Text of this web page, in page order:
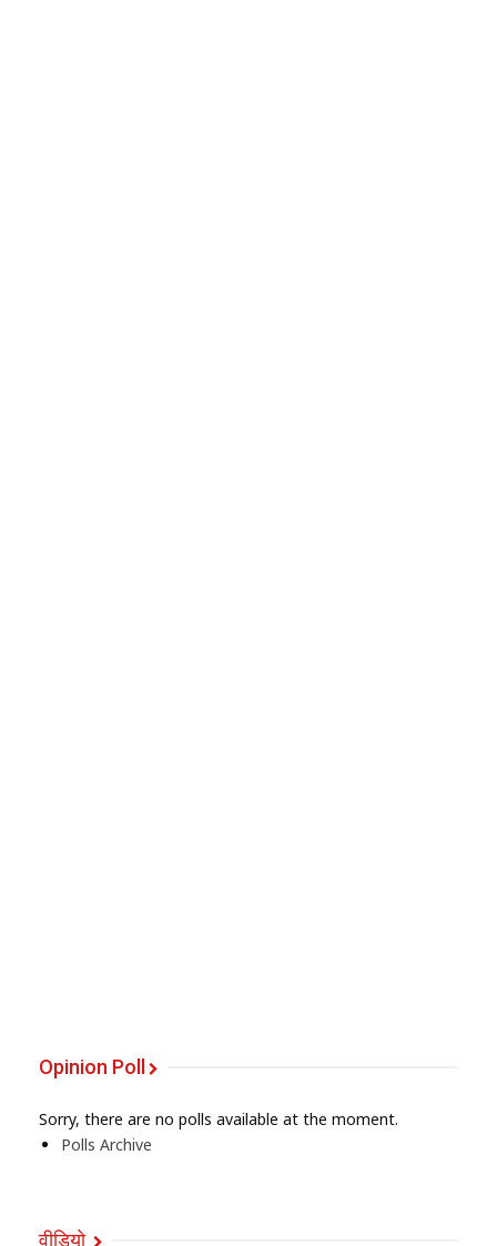
Opinion Poll
Sorry, there are no polls available at the moment.
Polls Archive
वीडियो